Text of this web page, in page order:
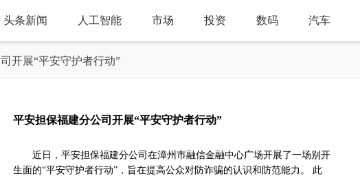
头条新闻 人工智能 市场 投资 数码 汽车
开展“平安守护者行动”
平安担保福建分公司开展“平安守护者行动”
近日，平安担保福建分公司在漳州市融信金融中心广场开展了一场别开
生面的“平安守护者行动”，旨在提高公众对防诈骗的认识和防范能力。 此